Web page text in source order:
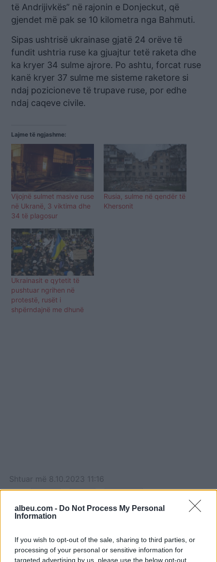
albeu.com - Do Not Process My Personal
Information
If you wish to opt-out of the sale, sharing to third parties, or
processing of your personal or sensitive information for
targeted advertising by us, please use the below opt-out
të Andrijivkës” në rajonin e Donjeckut, që
gjendet më pak se 10 kilometra nga Bahmuti.
Sipas ushtrisë ukrainase gjatë 24 orëve të
fundit ushtria ruse ka gjuajtur tetë raketa dhe
ka kryer 34 sulme ajrore. Po ashtu, forcat ruse
kanë kryer 37 sulme me sisteme raketore si
ndaj pozicioneve të trupave ruse, por edhe
ndaj caqeve civile.
Lajme të ngjashme:
Vijojnë sulmet masive ruse
në Ukranë, 3 viktima dhe
34 të plagosur
Rusia, sulme në qendër të
Khersonit
Ukrainasit e qytetit të
pushtuar ngrihen në
protestë, rusët i
shpërndajnë me dhunë
Shtuar më 8.10.2023 11:16